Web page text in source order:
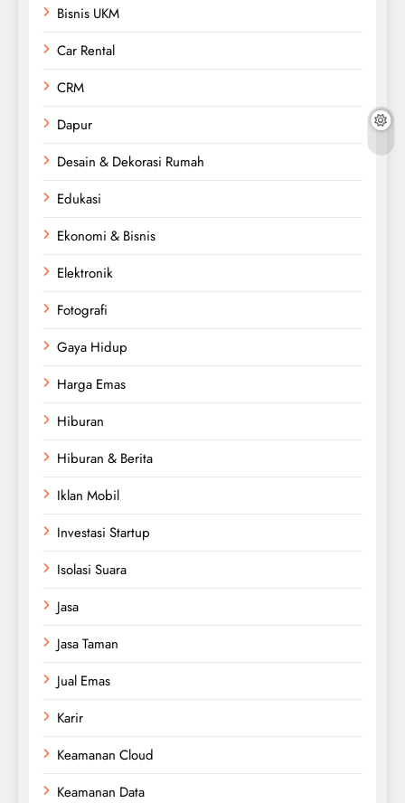
Bisnis UKM
Car Rental
CRM
Dapur
Desain & Dekorasi Rumah
Edukasi
Ekonomi & Bisnis
Elektronik
Fotografi
Gaya Hidup
Harga Emas
Hiburan
Hiburan & Berita
Iklan Mobil
Investasi Startup
Isolasi Suara
Jasa
Jasa Taman
Jual Emas
Karir
Keamanan Cloud
Keamanan Data